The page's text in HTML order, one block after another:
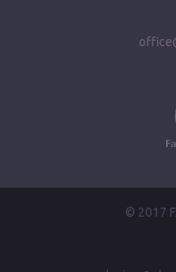
© 2017